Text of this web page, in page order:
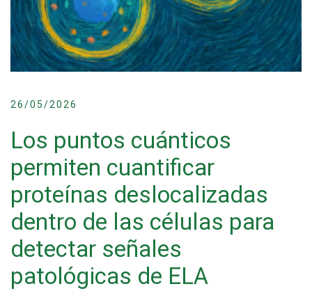
26/05/2026
Los puntos cuánticos
permiten cuantificar
proteínas deslocalizadas
dentro de las células para
detectar señales
patológicas de ELA